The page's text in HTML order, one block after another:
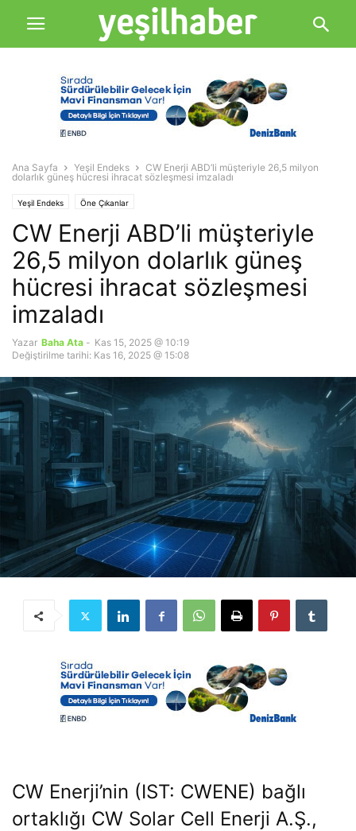
Ana Sayfa Yeşil Endeks
CW Enerji ABD’li müşteriyle 26,5 milyon
dolarlık güneş hücresi ihracat sözleşmesi imzaladı
Yeşil Endeks Öne Çıkanlar
CW Enerji ABD’li müşteriyle
26,5 milyon dolarlık güneş
hücresi ihracat sözleşmesi
imzaladı
Yazar Baha Ata - Kas 15, 2025 @ 10:19
Değiştirilme tarihi: Kas 16, 2025 @ 15:08
CW Enerji’nin (IST: CWENE) bağlı
ortaklığı CW Solar Cell Enerji A.Ş.,